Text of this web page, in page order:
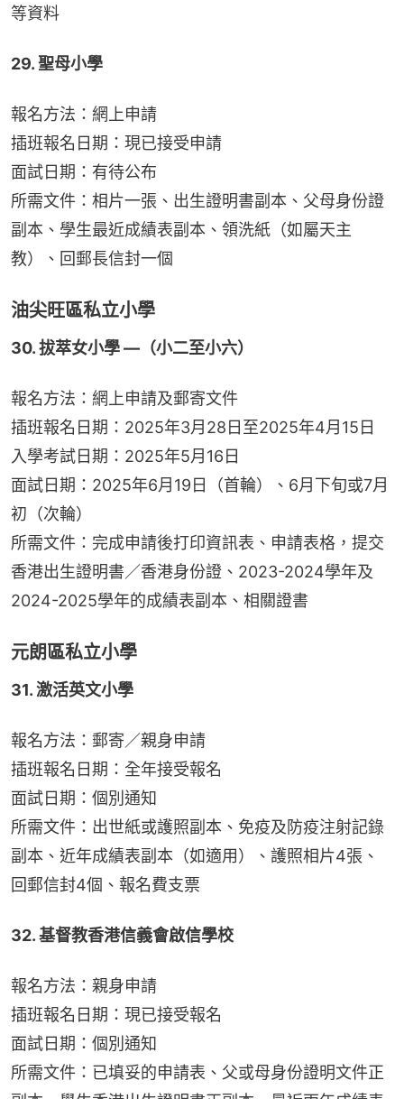
等資料
29. 聖母小學
報名方法：網上申請
插班報名日期：現已接受申請
面試日期：有待公布
所需文件：相片一張、出生證明書副本、父母身份證
副本、學生最近成績表副本、領洗紙（如屬天主
教）、回郵長信封一個
油尖旺區私立小學
30. 拔萃女小學 —（小二至小六）
報名方法：網上申請及郵寄文件
插班報名日期：2025年3月28日至2025年4月15日
入學考試日期：2025年5月16日
面試日期：2025年6月19日（首輪）、6月下旬或7月
初（次輪）
所需文件：完成申請後打印資訊表、申請表格，提交
香港出生證明書／香港身份證、2023-2024學年及
2024-2025學年的成績表副本、相關證書
元朗區私立小學
31. 激活英文小學
報名方法：郵寄／親身申請
插班報名日期：全年接受報名
面試日期：個別通知
所需文件：出世紙或護照副本、免疫及防疫注射記錄
副本、近年成績表副本（如適用）、護照相片4張、
回郵信封4個、報名費支票
32. 基督教香港信義會啟信學校
報名方法：親身申請
插班報名日期：現已接受報名
面試日期：個別通知
所需文件：已填妥的申請表、父或母身份證明文件正